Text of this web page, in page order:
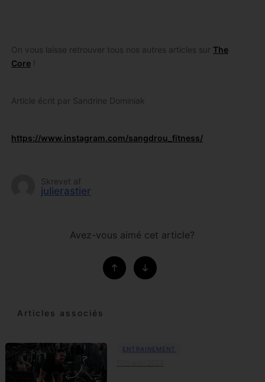
On vous laisse retrouver tous nos autres articles sur The
Core!
Article écrit par Sandrine Dominiak
https://www.instagram.com/sangdrou_fitness/
Skrevet af
julierastier
Avez-vous aimé cet article?
Articles associés
ENTRAINEMENT